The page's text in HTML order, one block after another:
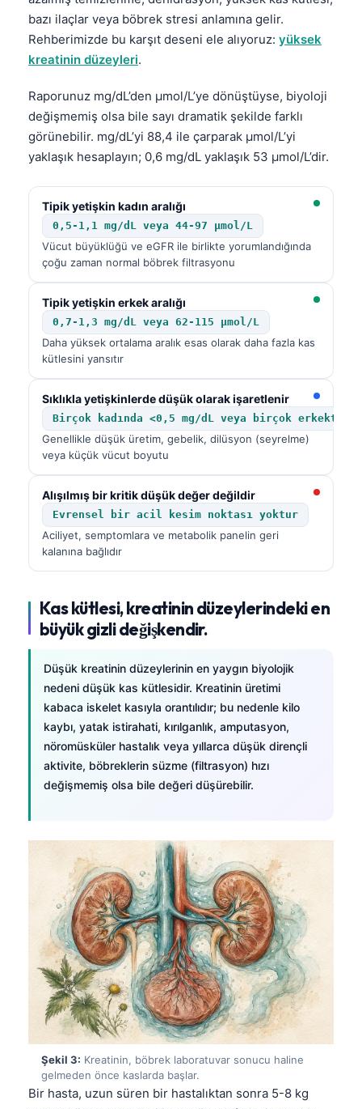
bazı ilaçlar veya böbrek stresi anlamına gelir.
Rehberimizde bu karşıt deseni ele alıyoruz: yüksek
kreatinin düzeyleri.
Raporunuz mg/dL’den µmol/L’ye dönüştüyse, biyoloji
değişmemiş olsa bile sayı dramatik şekilde farklı
görünebilir. mg/dL’yi 88,4 ile çarparak µmol/L’yi
yaklaşık hesaplayın; 0,6 mg/dL yaklaşık 53 µmol/L’dir.
Tipik yetişkin kadın aralığı
0,5-1,1 mg/dL veya 44-97 µmol/L
Vücut büyüklüğü ve eGFR ile birlikte yorumlandığında
çoğu zaman normal böbrek filtrasyonu
Tipik yetişkin erkek aralığı
0,7-1,3 mg/dL veya 62-115 µmol/L
Daha yüksek ortalama aralık esas olarak daha fazla kas
kütlesini yansıtır
Sıklıkla yetişkinlerde düşük olarak işaretlenir
Birçok kadında <0,5 mg/dL veya birçok erkekte
Genellikle düşük üretim, gebelik, dilüsyon (seyrelme)
veya küçük vücut boyutu
Alışılmış bir kritik düşük değer değildir
Evrensel bir acil kesim noktası yoktur
Aciliyet, semptomlara ve metabolik panelin geri
kalanına bağlıdır
Kas kütlesi, kreatinin düzeylerindeki en
büyük gizli değişkendir.
Düşük kreatinin düzeylerinin en yaygın biyolojik
nedeni düşük kas kütlesidir. Kreatinin üretimi
kabaca iskelet kasıyla orantılıdır; bu nedenle kilo
kaybı, yatak istirahati, kırılganlık, amputasyon,
nöromüsküler hastalık veya yıllarca düşük dirençli
aktivite, böbreklerin süzme (filtrasyon) hızı
değişmemiş olsa bile değeri düşürebilir.
Şekil 3: Kreatinin, böbrek laboratuvar sonucu haline
gelmeden önce kaslarda başlar.
Bir hasta, uzun süren bir hastalıktan sonra 5-8 kg